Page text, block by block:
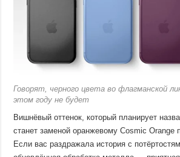
Говорят, черного цвета во флагманской
этом году не будет
Вишнёвый оттенок, который планирует
станет заменой оранжевому Cosmic Orange
Если вас раздражала история с